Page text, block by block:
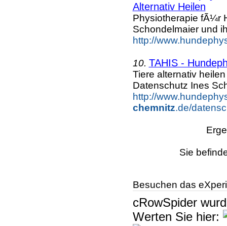
Alternativ Heilen
Physiotherapie fÃ¼r
Schondelmaier und
http://
10. TAHIS -
Tiere alternativ
Datenschutz Ines
http://
chemnitz.de/
Sie
Besuchen das
cRowSpider
Werten Sie hier: